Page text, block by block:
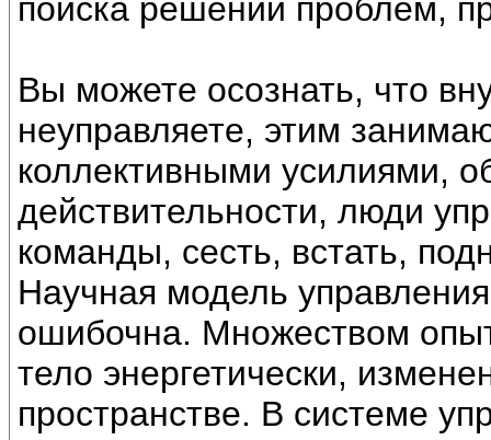
поиска решений проблем,
Вы можете осознать, что
неуправляете, этим
коллективными усилиями,
действительности, люди
команды, сесть, встать,
Научная модель
ошибочна. Множеством
тело энергетически,
пространстве. В системе